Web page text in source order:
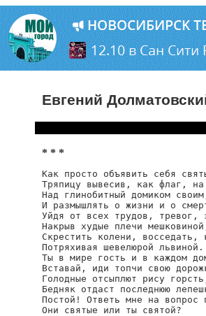
Евгений
* * *
Как просто объявить себя
Тряпицу вывесив, как флаг, на
Над глинобитный домиком
И размышлять о жизни и о
Уйдя от всех трудов, тревог,
Накрыв худые плечи
Скрестить колени, восседать,
Потряхивая шевелюрой львиной.
Ты в мире гость и в каждом
Вставай, иди топчи свою
Голодные отсыплют рису
Бедняк отдаст последнюю
Постой! Ответь мне на вопрос
Они святые или ты святой?